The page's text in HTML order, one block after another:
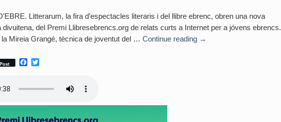
Litterarum, la fira d’espectacles literaris i del llibre ebrenc, obren una nova
divuitena, del Premi Llibresebrencs.org de relats curts a Internet per a jóvens ebrencs.
Mireia Grangé, tècnica de joventut del … Continue reading →
Post
F
k